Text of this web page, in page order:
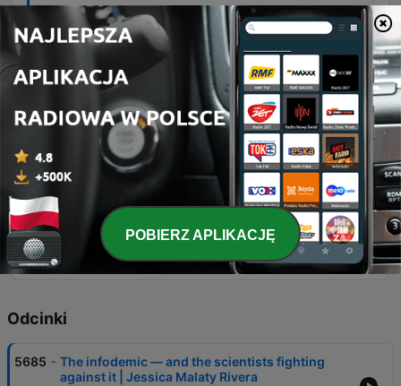
render scientific interventions ineffective.
What's interesting about public health is a
lot of times what we see is what we don't
see. The interventions are invisible in that
sense, and they're a victim of their own
success because when people are doing
well, public health is working.
00:18:09 · The speaker explains the paradox
where successful public health efforts often go
unnoticed because they prevent crises from
occurring.
Odcinki
5685 - The infodemic — and the scientists fighting
against it | Jessica Malaty Rivera
POBIERZ APLIKACJĘ